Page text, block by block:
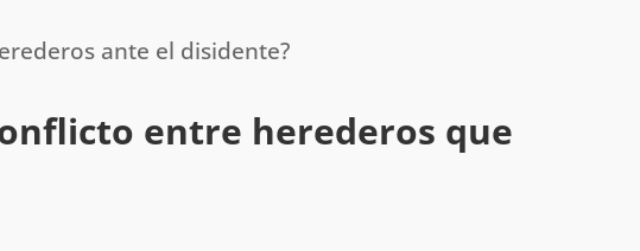
ante el disidente?
entre herederos que